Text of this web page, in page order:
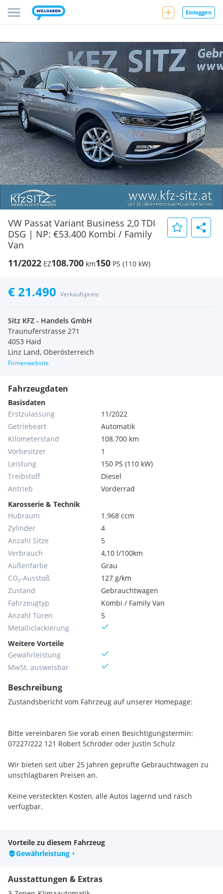
Einloggen
VW Passat Variant Business 2,0 TDI
DSG | NP: €53.400 Kombi / Family
Van
11/2022 EZ108.700 km150 PS (110 kW)
€ 21.490 Verkaufspreis
Sitz KFZ - Handels GmbH
Traunuferstrasse 271
4053 Haid
Linz Land, Oberösterreich
Firmenwebsite
Fahrzeugdaten
Basisdaten
Erstzulassung
11/2022
Getriebeart
Automatik
Kilometerstand
108.700 km
Vorbesitzer
1
Leistung
150 PS (110 kW)
Treibstoff
Diesel
Antrieb
Vorderrad
Karosserie & Technik
Hubraum
1.968 ccm
Zylinder
4
Anzahl Sitze
5
Verbrauch
4,10 l/100km
Außenfarbe
Grau
CO₂-Ausstoß
127 g/km
Zustand
Gebrauchtwagen
Fahrzeugtyp
Kombi / Family Van
Anzahl Türen
5
Metallic­lackierung
Weitere Vorteile
Gewährleistung
MwSt. ausweisbar
Beschreibung
Zustandsbericht vom Fahrzeug auf unserer Homepage:
Bitte vereinbaren Sie vorab einen Besichtigungstermin:
07227/222 121 Robert Schröder oder Justin Schulz
Wir bieten seit über 25 Jahren geprüfte Gebrauchtwagen zu
unschlagbaren Preisen an.
Keine versteckten Kosten, alle Autos lagernd und rasch
verfügbar.
Irrtümer, Tippfehler und Zwischenverkäufe vorbehalten.
Rückfahrkamera "Rear View"
Klimaanlage "Air Care Climatronic" mit Aktiv-Kombifilter,
Vorteile zu diesem Fahrzeug
Gewährleistung
Ausstattungen & Extras